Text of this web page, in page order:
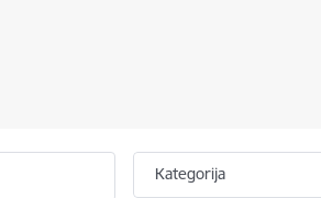
Kategorija